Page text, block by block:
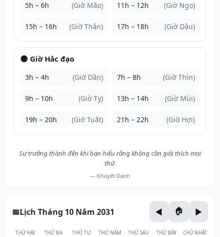
5h – 6h (Giờ Mão) 11h – 12h (Giờ Ngọ)
15h – 16h (Giờ Thân) 17h – 18h (Giờ Dậu)
🌑 Giờ Hắc đạo
3h – 4h (Giờ Dần) 7h – 8h (Giờ Thìn)
9h – 10h (Giờ Tỵ) 13h – 14h (Giờ Mùi)
19h – 20h (Giờ Tuất) 21h – 22h (Giờ Hợi)
Sự trưởng thành đến khi bạn hiểu rằng không cần giải thích mọi
thứ.
— Khuyết Danh
Lịch Tháng 10 Năm 2031
THỨ HAI THỨ BA THỨ TƯ THỨ NĂM THỨ SÁU THỨ BẢY CHỦ NHẬT